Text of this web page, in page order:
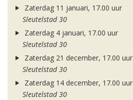
Zaterdag 11 januari, 17.00 uur
Sleutelstad 30
Zaterdag 4 januari, 17.00 uur
Sleutelstad 30
Zaterdag 21 december, 17.00 uur
Sleutelstad 30
Zaterdag 14 december, 17.00 uur
Sleutelstad 30